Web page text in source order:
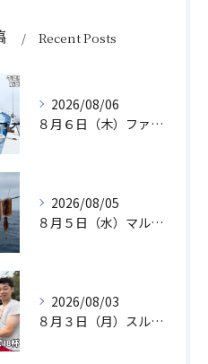
Recent Posts
2026/08/06
８月６日（木）ファミリフィッシング
2026/08/05
８月５日（水）マルイカ
2026/08/03
８月３日（月）スルメイカ